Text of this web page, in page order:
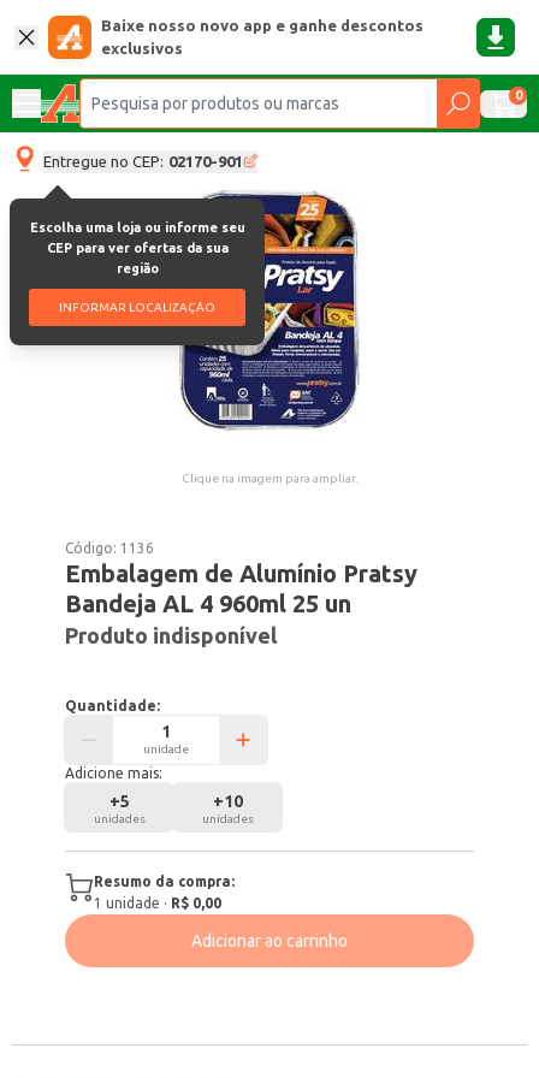
Baixe nosso novo app e ganhe descontos
exclusivos
0
Entregue no CEP: 02170-901
Escolha uma loja ou informe seu
CEP para ver ofertas da sua
região
INFORMAR LOCALIZAÇÃO
Clique na imagem para ampliar.
Código: 1136
Embalagem de Alumínio Pratsy
Bandeja AL 4 960ml 25 un
Produto indisponível
Quantidade:
unidade
Adicione mais:
+5
unidades
+10
unidades
Resumo da compra:
1 unidade · R$ 0,00
Adicionar ao carrinho